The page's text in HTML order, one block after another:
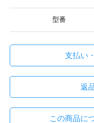
型番
支払い
返
この商品に